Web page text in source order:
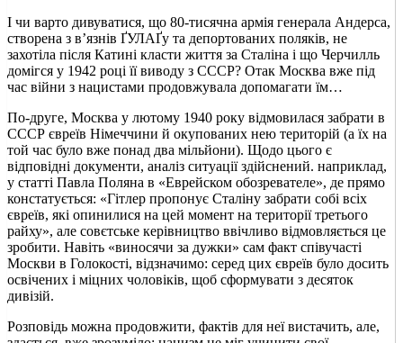
І чи варто дивуватися, що 80-тисячна армія генерала Андерса,
створена з в’язнів ҐУЛАҐу та депортованих поляків, не
захотіла після Катині класти життя за Сталіна і що Черчилль
домігся у 1942 році її виводу з СССР? Отак Москва вже під
час війни з нацистами продовжувала допомагати їм…
По-друге, Москва у лютому 1940 року відмовилася забрати в
СССР євреїв Німеччини й окупованих нею територій (а їх на
той час було вже понад два мільйони). Щодо цього є
відповідні документи, аналіз ситуації здійснений. наприклад,
у статті Павла Поляна в «Еврейском обозревателе», де прямо
констатується: «Гітлер пропонує Сталіну забрати собі всіх
євреїв, які опинилися на цей момент на території третього
райху», але совєтське керівництво ввічливо відмовляється це
зробити. Навіть «виносячи за дужки» сам факт співучасті
Москви в Голокості, відзначимо: серед цих євреїв було досить
освічених і міцних чоловіків, щоб сформувати з десяток
дивізій.
Розповідь можна продовжити, фактів для неї вистачить, але,